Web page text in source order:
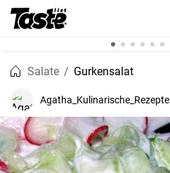
Salate Gurkensalat
Agatha_Kulinarische_Rezepte